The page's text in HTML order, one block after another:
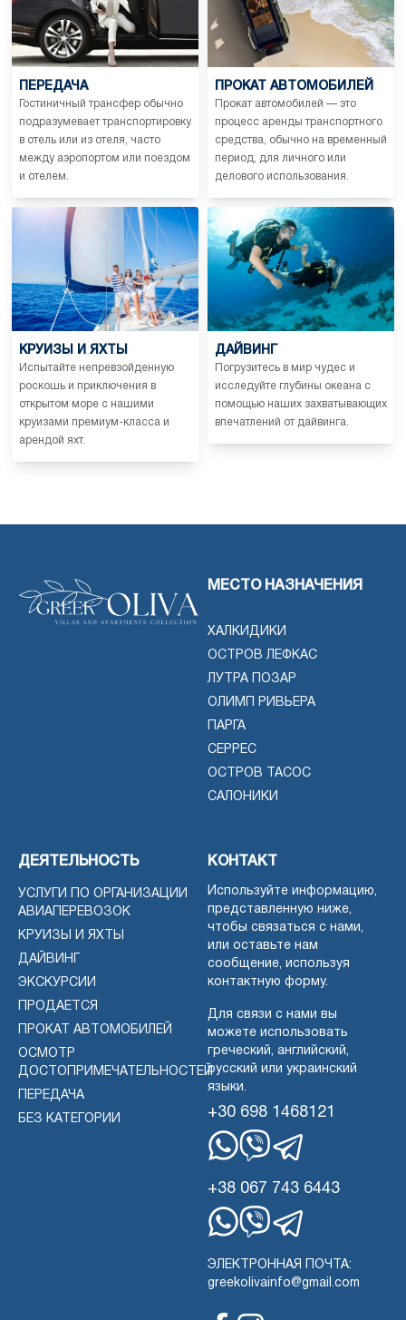
ПЕРЕДАЧА
Гостиничный трансфер обычно
подразумевает транспортировку
в отель или из отеля, часто
между аэропортом или поездом
и отелем.
ПРОКАТ АВТОМОБИЛЕЙ
Прокат автомобилей — это
процесс аренды транспортного
средства, обычно на временный
период, для личного или
делового использования.
КРУИЗЫ И ЯХТЫ
Испытайте непревзойденную
роскошь и приключения в
открытом море с нашими
круизами премиум-класса и
арендой яхт.
ДАЙВИНГ
Погрузитесь в мир чудес и
исследуйте глубины океана с
помощью наших захватывающих
впечатлений от дайвинга.
МЕСТО НАЗНАЧЕНИЯ
ХАЛКИДИКИ
ОСТРОВ ЛЕФКАС
ЛУТРА ПОЗАР
ОЛИМП РИВЬЕРА
ПАРГА
СЕРРЕС
ОСТРОВ ТАСОС
САЛОНИКИ
ДЕЯТЕЛЬНОСТЬ
УСЛУГИ ПО ОРГАНИЗАЦИИ
АВИАПЕРЕВОЗОК
КРУИЗЫ И ЯХТЫ
ДАЙВИНГ
ЭКСКУРСИИ
ПРОДАЕТСЯ
ПРОКАТ АВТОМОБИЛЕЙ
ОСМОТР
ДОСТОПРИМЕЧАТЕЛЬНОСТЕЙ
ПЕРЕДАЧА
БЕЗ КАТЕГОРИИ
КОНТАКТ
Используйте информацию,
представленную ниже,
чтобы связаться с нами,
или оставьте нам
сообщение, используя
контактную форму.
Для связи с нами вы
можете использовать
греческий, английский,
русский или украинский
языки.
+30 698 1468121
+38 067 743 6443
ЭЛЕКТРОННАЯ ПОЧТА:
greekolivainfo@gmail.com